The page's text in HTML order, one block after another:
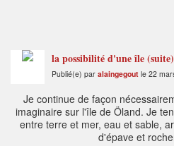
la possibilité d'une île (suite)
Publié(e) par alaingegout le 22
Je continue de façon
imaginaire sur l'île de Öland. Je
entre terre et mer, eau et sable,
d'épave et